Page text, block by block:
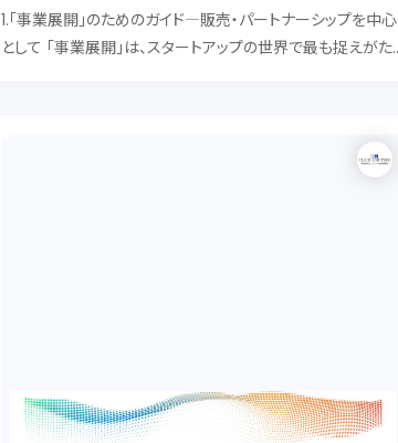
1.「事業展開」のためのガイド―販売・パートナーシップを中心
として 「事業展開」は、スタートアップの世界で最も捉えがた